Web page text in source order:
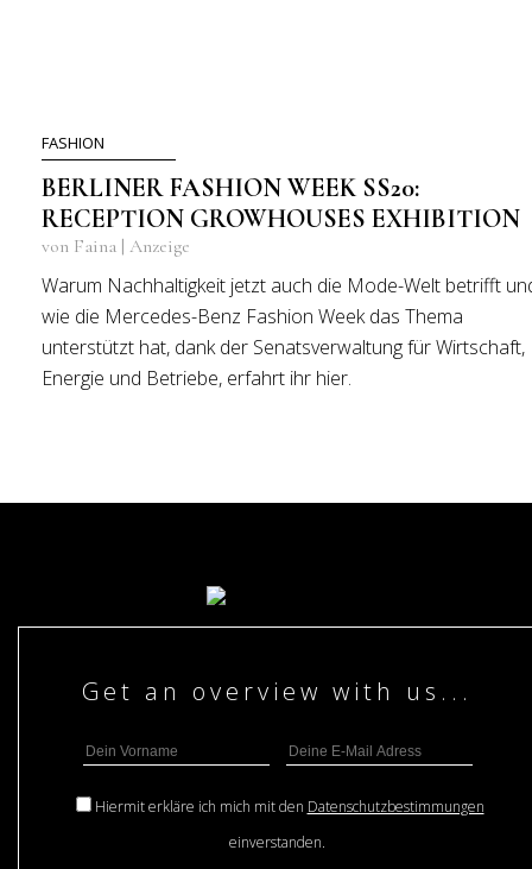
FASHION
BERLINER FASHION WEEK SS20:
RECEPTION GROWHOUSES EXHIBITION
von Faina | Anzeige
Warum Nachhaltigkeit jetzt auch die Mode-Welt betrifft
wie die Mercedes-Benz Fashion Week das Thema
unterstützt hat, dank der Senatsverwaltung für Wirtschaft,
Energie und Betriebe, erfahrt ihr hier.
Hiermit erkläre ich mich mit den Datenschutzbestimmungen
einverstanden.